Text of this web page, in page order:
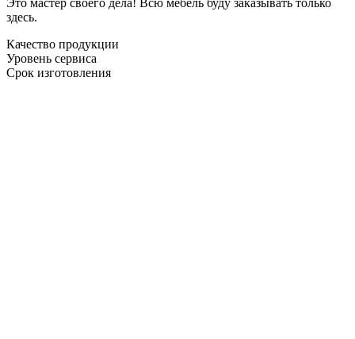
здесь.
Качество продукции
Уровень сервиса
Срок изготовления